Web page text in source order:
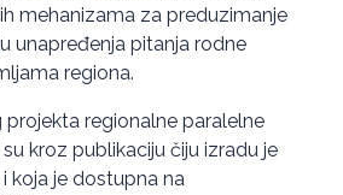
mehanizama za preduzimanje
unapređenja pitanja rodne
regiona.
regionalne paralelne
kroz publikaciju čiju izradu je
koja je dostupna na